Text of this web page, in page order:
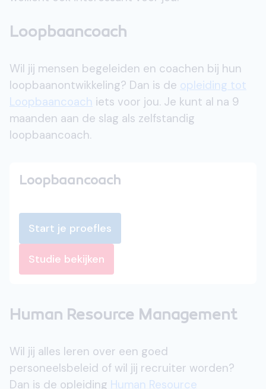
Loopbaancoach
Wil jij mensen begeleiden en coachen bij hun
loopbaanontwikkeling? Dan is de opleiding tot
Loopbaancoach iets voor jou. Je kunt al na 9
maanden aan de slag als zelfstandig
loopbaancoach.
Loopbaancoach
Start je proefles
Studie bekijken
Human Resource Management
Wil jij alles leren over een goed
personeelsbeleid of wil jij recruiter worden?
Dan is de opleiding Human Resource